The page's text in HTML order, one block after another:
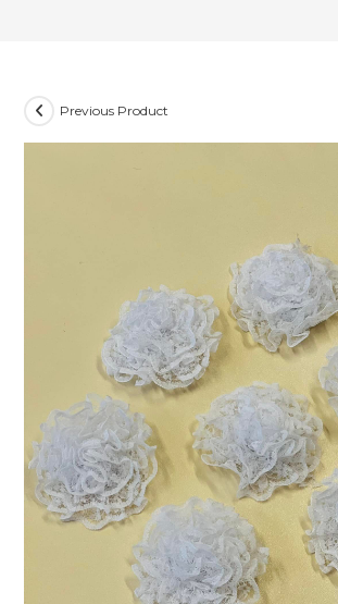
Previous Product